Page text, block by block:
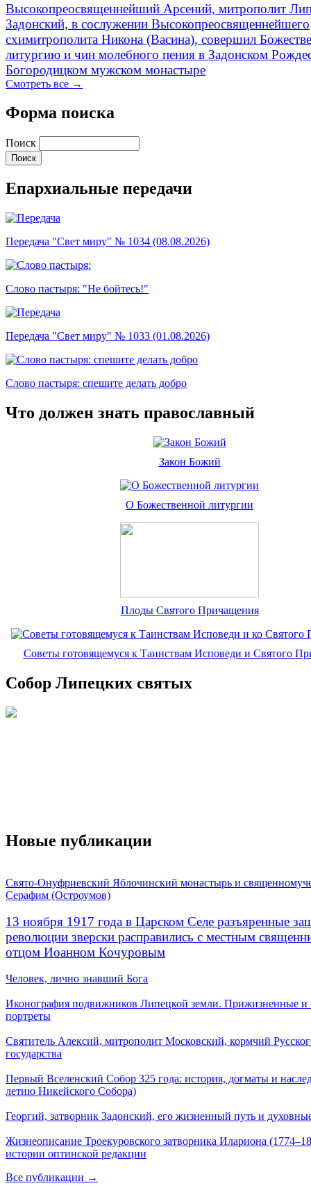
Высокопреосвященнейший Арсений, митрополит
Задонский, в сослужении Высокопреосвященнейшего
схимитрополита Никона (Васина), совершил
литургию и чин молебного пения в Задонском
Богородицком мужском монастыре
Смотреть все →
Форма поиска
Поиск
Епархиальные передачи
Передача "Свет миру" № 1034 (08.08.2026)
Слово пастыря: "Не бойтесь!"
Передача "Свет миру" № 1033 (01.08.2026)
Слово пастыря: спешите делать добро
Что должен знать православный
Закон Божий
О Божественной литургии
Плоды Святого Причащения
Советы готовящемуся к Таинствам Исповеди и Святого
Собор Липецких святых
Новые публикации
Свято-Онуфриевский Яблочинский монастырь и
Серафим (Остроумов)
13 ноября 1917 года в Царском Селе разъяренные
революции зверски расправились с местным
отцом Иоанном Кочуровым
Человек, лично знавший Бога
Иконография подвижников Липецкой земли. Прижизненные и
портреты
Святитель Алексий, митрополит Московский, кормчий
государства
Первый Вселенский Собор 325 года: история, догматы и
летию Никейского Собора)
Георгий, затворник Задонский, его жизненный путь и
Жизнеописание Троекуровского затворника Илариона
истории оптинской редакции
Все публикации →